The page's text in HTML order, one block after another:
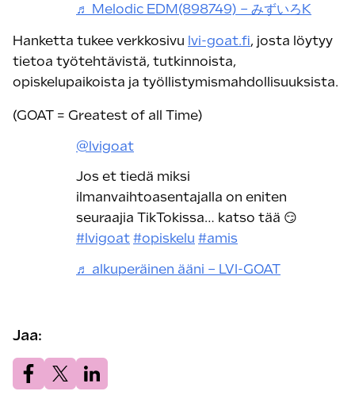
♬ Melodic EDM(898749) – みずいろK
Hanketta tukee verkkosivu lvi-goat.fi, josta löytyy
tietoa työtehtävistä, tutkinnoista,
opiskelupaikoista ja työllistymismahdollisuuksista.
(GOAT = Greatest of all Time)
@lvigoat
Jos et tiedä miksi
ilmanvaihtoasentajalla on eniten
seuraajia TikTokissa… katso tää 😏
#lvigoat #opiskelu #amis
♬ alkuperäinen ääni – LVI-GOAT
Jaa:
Jaa. Jaa. Jaa.